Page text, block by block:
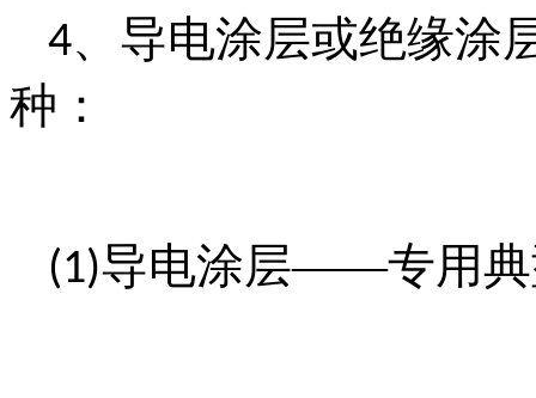
4、导电涂层或绝缘
种：
(1)导电涂层——专用典